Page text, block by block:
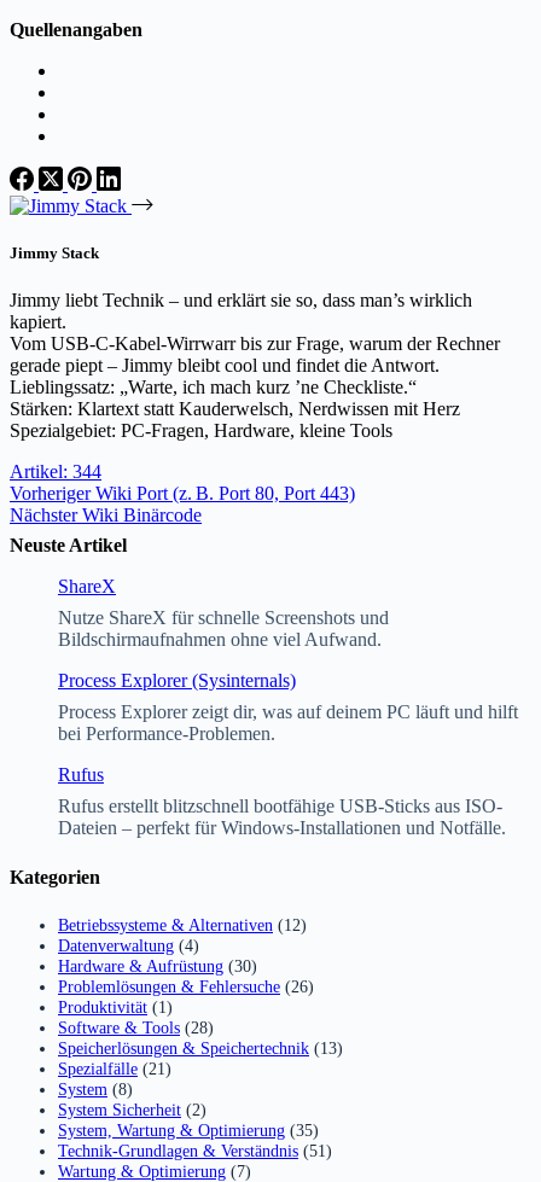
Quellenangaben
Jimmy Stack
Jimmy liebt Technik – und erklärt sie so, dass man’s wirklich
kapiert.
Vom USB-C-Kabel-Wirrwarr bis zur Frage, warum der Rechner
gerade piept – Jimmy bleibt cool und findet die Antwort.
Lieblingssatz: „Warte, ich mach kurz ’ne Checkliste.“
Stärken: Klartext statt Kauderwelsch, Nerdwissen mit Herz
Spezialgebiet: PC-Fragen, Hardware, kleine Tools
Artikel: 344
VorherigerWiki Port (z. B. Port 80, Port 443)
NächsterWiki Binärcode
Neuste Artikel
ShareX
Nutze ShareX für schnelle Screenshots und
Bildschirmaufnahmen ohne viel Aufwand.
Process Explorer (Sysinternals)
Process Explorer zeigt dir, was auf deinem PC läuft und hilft
bei Performance-Problemen.
Rufus
Rufus erstellt blitzschnell bootfähige USB-Sticks aus ISO-
Dateien – perfekt für Windows-Installationen und Notfälle.
Kategorien
Betriebssysteme & Alternativen (12)
Datenverwaltung (4)
Hardware & Aufrüstung (30)
Problemlösungen & Fehlersuche (26)
Produktivität (1)
Software & Tools (28)
Speicherlösungen & Speichertechnik (13)
Spezialfälle (21)
System (8)
System Sicherheit (2)
System, Wartung & Optimierung (35)
Technik-Grundlagen & Verständnis (51)
Wartung & Optimierung (7)